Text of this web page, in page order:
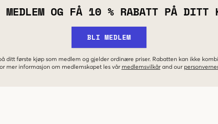
OG FÅ 10 % RABATT PÅ DITT
BLI MEDLEM
ditt første kjøp som medlem og gjelder ordinære priser. Rabatten kan ikke
mer informasjon om medlemskapet les vår medlemsvilkår and our